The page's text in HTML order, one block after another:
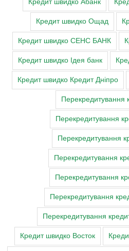
Кредит швидко Абанк
Кредит швидко Ощад
Кредит швидко СЕНС БАНК
Кредит швидко Ідея банк
Кредит швидко Кредит Дніпро
Перекредитування
Перекредитування
Перекредитування
Перекредитування
Перекредитування
Перекредитування
Перекредитування
Кредит швидко Восток